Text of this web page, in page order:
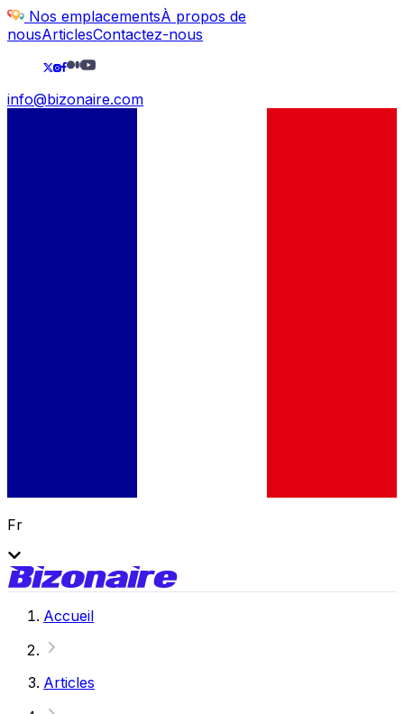
Nos emplacementsÀ propos de
nousArticlesContactez-nous
info@bizonaire.com
Fr
Accueil
Articles